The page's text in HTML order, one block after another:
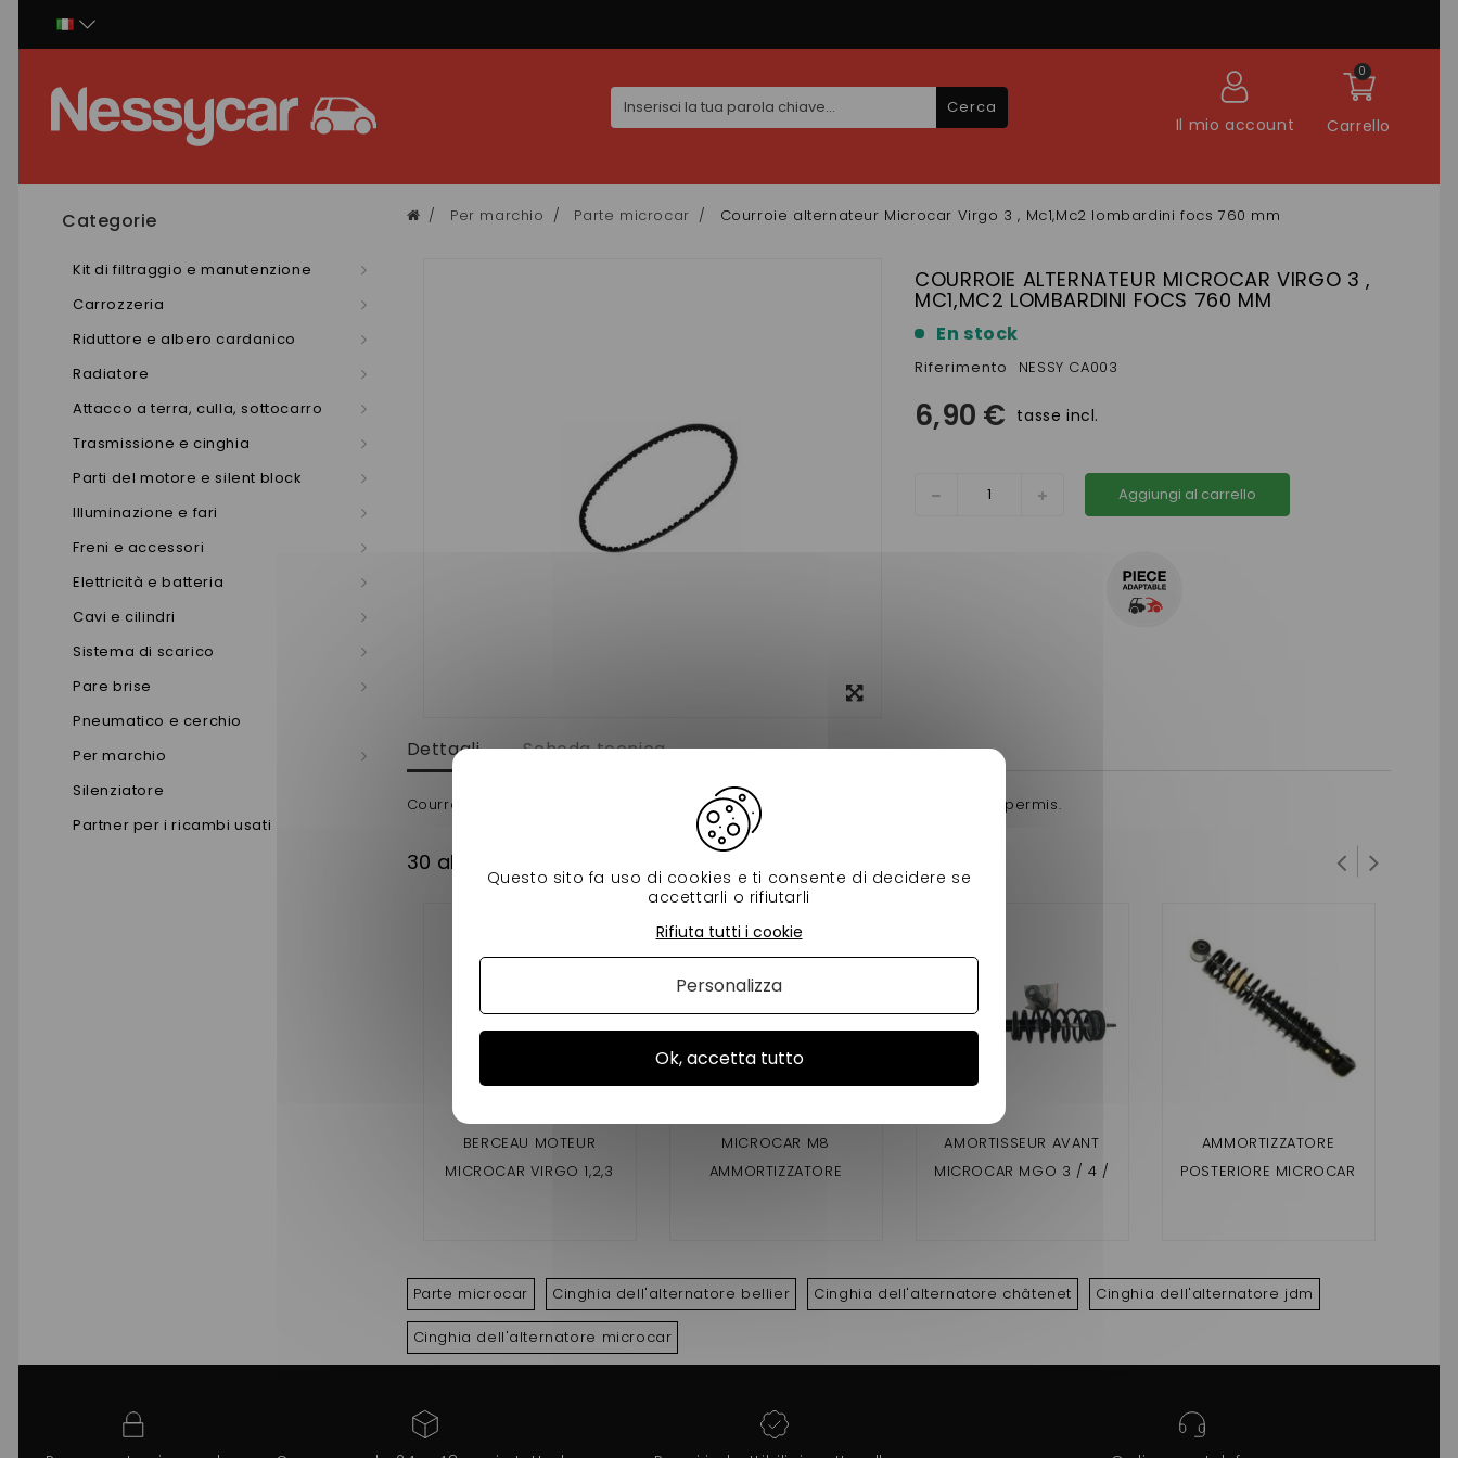
Carrello
0
Il mio account
Cerca
Categorie
Kit di filtraggio e manutenzione
Carrozzeria
Riduttore e albero cardanico
Radiatore
Attacco a terra, culla, sottocarro
Trasmissione e cinghia
Parti del motore e silent block
Illuminazione e fari
Freni e accessori
Elettricità e batteria
Cavi e cilindri
Sistema di scarico
Pare brise
Pneumatico e cerchio
Per marchio
Silenziatore
Partner per i ricambi usati
Per marchio Parte microcar Courroie alternateur Microcar Virgo 3 , Mc1,Mc2 lombardini focs 760 mm
COURROIE ALTERNATEUR MICROCAR VIRGO 3 ,
MC1,MC2 LOMBARDINI FOCS 760 MM
En stock
Riferimento NESSY CA003
6,90 € tasse incl.
Aggiungi al carrello
Dettagli Scheda tecnica
Courroie alternateur microcar virgo,mc1,mc2 focs 760 mm pour voiture sans permis.
30 altri prodotti della stessa categoria:
BERCEAU MOTEUR
MICROCAR VIRGO 1,2,3
MICROCAR M8
AMMORTIZZATORE
AMORTISSEUR AVANT
MICROCAR MGO 3 / 4 /
AMMORTIZZATORE
POSTERIORE MICROCAR
Parte microcar Cinghia dell'alternatore bellier Cinghia dell'alternatore châtenet Cinghia dell'alternatore jdm
Cinghia dell'alternatore microcar
Questo sito fa uso di cookies e ti consente di decidere se
accettarli o rifiutarli
Ok, accetta tutto
Rifiuta tutti i cookie
Personalizza